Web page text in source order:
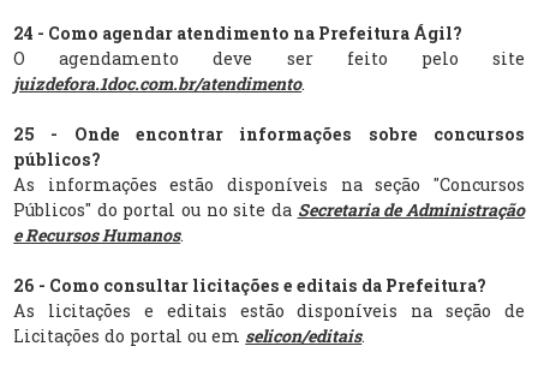
24 - Como agendar atendimento na Prefeitura Ágil?
O agendamento deve ser feito pelo site
juizdefora.1doc.com.br/atendimento.
25 - Onde encontrar informações sobre concursos
públicos?
As informações estão disponíveis na seção "Concursos
Públicos" do portal ou no site da Secretaria de Administração
e Recursos Humanos.
26 - Como consultar licitações e editais da Prefeitura?
As licitações e editais estão disponíveis na seção de
Licitações do portal ou em selicon/editais.